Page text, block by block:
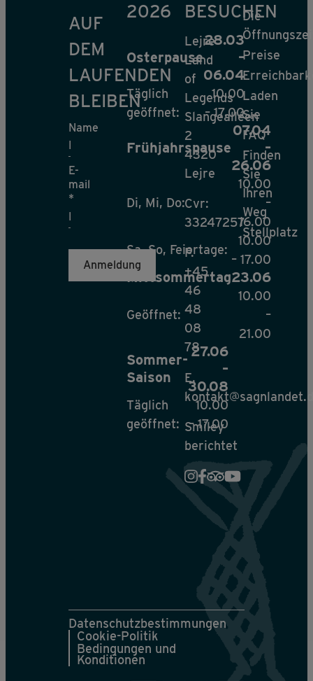
AUF
DEM
LAUFENDEN
BLEIBEN
Name
E-
mail
*
2026
Osterpause
28.03
–
06.04
Täglich
geöffnet:
10.00
– 17.00
Frühjahrspause
07.04
–
26.06
Di, Mi, Do:
10.00
–
16.00
Sa, So, Feiertage:
10.00
– 17.00
Mittsommertag23.06
Geöffnet:
10.00
–
21.00
Sommer-
Saison
27.06
–
30.08
Täglich
geöffnet:
10.00
– 17.00
BESUCHEN
Lejre
Land
of
Legends
Slangealléen
2
4320
Lejre
Cvr:
33247257
P.
+45
46
48
08
78
E.
Smiley
berichtet
Die
Preise
Laden
Sie
FAQ
Finden
Sie
Ihren
Weg
Stellplatz
Datenschutzbestimmungen
Cookie-Politik
Bedingungen und
Konditionen